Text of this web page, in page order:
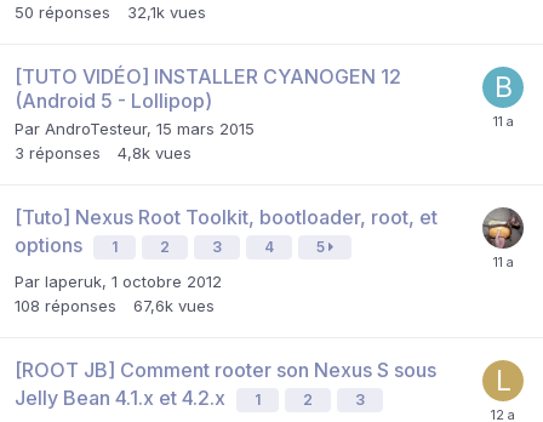
50 réponses 32,1k vues
[TUTO VIDÉO] INSTALLER CYANOGEN 12
(Android 5 - Lollipop)
Par AndroTesteur, 15 mars 2015
3 réponses 4,8k vues
[Tuto] Nexus Root Toolkit, bootloader, root, et
options
1 2 3 4 5
Par laperuk, 1 octobre 2012
108 réponses 67,6k vues
[ROOT JB] Comment rooter son Nexus S sous
Jelly Bean 4.1.x et 4.2.x
1 2 3